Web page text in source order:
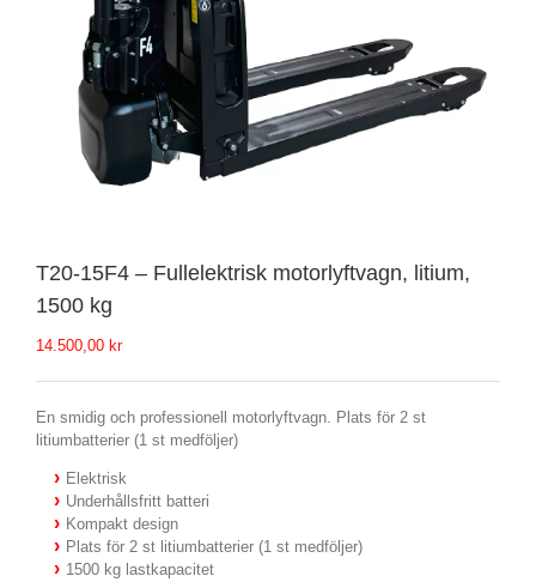
T20-15F4 – Fullelektrisk motorlyftvagn, litium,
1500 kg
14.500,00 kr
En smidig och professionell motorlyftvagn. Plats för 2 st
litiumbatterier (1 st medföljer)
Elektrisk
Underhållsfritt batteri
Kompakt design
Plats för 2 st litiumbatterier (1 st medföljer)
1500 kg lastkapacitet